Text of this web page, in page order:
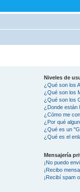
Niveles de
¿Qué son los
¿Qué son los
¿Qué son los
¿Donde están
¿Cómo me
¿Por qué
¿Qué es un
¿Qué es el
Mensajería
¡No puedo
¡Recibo
¡Recibí spam